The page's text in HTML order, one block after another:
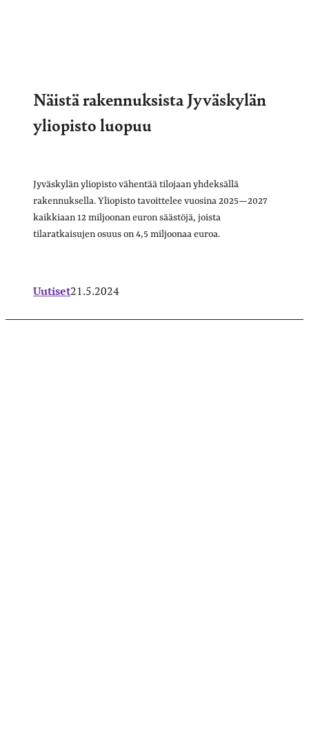
Näistä rakennuksista Jyväskylän
yliopisto luopuu
Jyväskylän yliopisto vähentää tilojaan yhdeksällä
rakennuksella. Yliopisto tavoittelee vuosina 2025—2027
kaikkiaan 12 miljoonan euron säästöjä, joista
tilaratkaisujen osuus on 4,5 miljoonaa euroa.
Uutiset21.5.2024